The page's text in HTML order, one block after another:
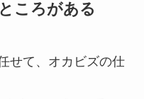
ころがある
せて、オカビズの仕